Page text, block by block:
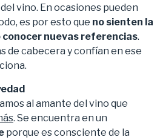
vino. En ocasiones pueden
es por esto que no sienten la
conocer nuevas referencias.
de cabecera y confían en ese
al amante del vino que
. Se encuentra en un
porque es consciente de la